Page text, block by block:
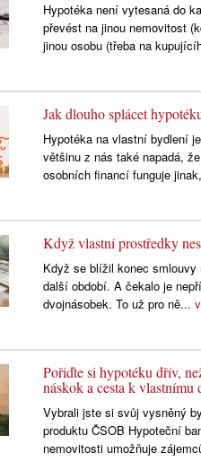
Hypotéka není vytesaná do
převést na jinou nemovitost
jinou osobu (třeba na
Jak dlouho splácet
Hypotéka na vlastní bydlení
většinu z nás také napadá,
osobních financí funguje
Když vlastní prostředky
Když se blížil konec smlouvy
další období. A čekalo je
dvojnásobek. To už pro ně...
Pořiďte si hypotéku dřív,
náskok a cesta k
Vybrali jste si svůj vysněný
produktu ČSOB Hypoteční
nemovitosti umožňuje